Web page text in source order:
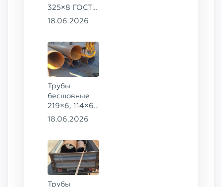
325×8 ГОСТ
8732-78, ст.
18.06.2026
Трубы
бесшовные
219×6, 114×6,
57×6 ГОСТ
18.06.2026
Трубы